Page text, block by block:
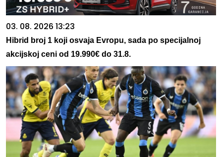
03. 08. 2026 13:23
Hibrid broj 1 koji osvaja Evropu, sada po specijalnoj
akcijskoj ceni od 19.990€ do 31.8.